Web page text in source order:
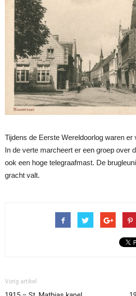
Tijdens de Eerste Wereldoorlog waren er
In de verte marcheert er een groep over
ook een hoge telegraafmast. De
gracht valt.
Vorig artikel